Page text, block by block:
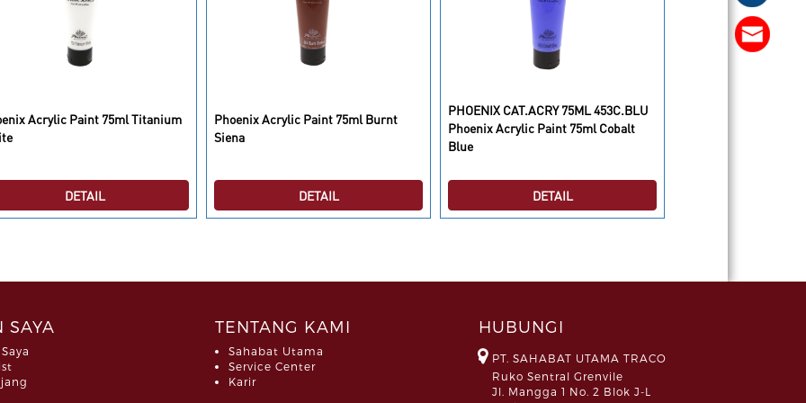
Acrylic Paint 75ml Titanium
DETAIL
Phoenix Acrylic Paint 75ml Burnt
Siena
DETAIL
PHOENIX CAT.ACRY 75ML 453C.BLU
Phoenix Acrylic Paint 75ml Cobalt
Blue
DETAIL
SAYA TENTANG KAMI
Sahabat Utama
Service Center
Karir
HUBUNGI
PT. SAHABAT UTAMA TRACO
Ruko Sentral Grenvile
Jl. Mangga 1 No. 2 Blok J-L